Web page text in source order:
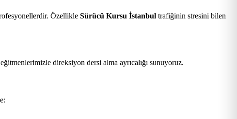
Özellikle Sürücü Kursu İstanbul trafiğinin stresini bilen
direksiyon dersi alma ayrıcalığı sunuyoruz.